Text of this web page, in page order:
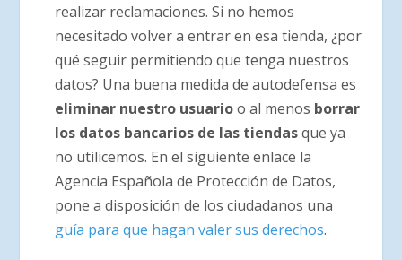
realizar reclamaciones. Si no hemos
necesitado volver a entrar en esa tienda, ¿por
qué seguir permitiendo que tenga nuestros
datos? Una buena medida de autodefensa es
eliminar nuestro usuarioo al menos borrar
los datos bancarios de las tiendasque ya
no utilicemos. En el siguiente enlace la
Agencia Española de Protección de Datos,
pone a disposición de los ciudadanos una
guía para que hagan valer sus derechos.